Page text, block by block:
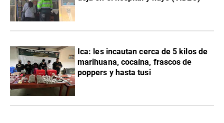
Ica: les incautan cerca de 5 kilos de
marihuana, cocaína, frascos de
poppers y hasta tusi